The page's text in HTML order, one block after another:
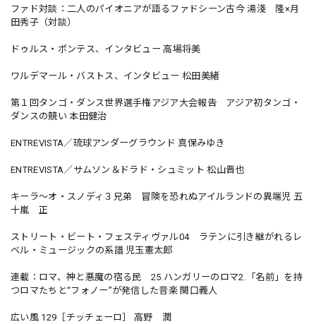
ファド対談：二人のパイオニアが語るファドシーン古今 湯淺 隆×月
田秀子（対談）
ドゥルス・ポンテス、インタビュー 高場将美
ワルデマール・バストス、インタビュー 松田美緒
第１回タンゴ・ダンス世界選手権アジア大会報告 アジア初タンゴ・
ダンスの競い 本田健治
ENTREVISTA／琉球アンダーグラウンド 真保みゆき
ENTREVISTA／サムソン＆ドラド・シュミット 松山晋也
キーラ〜オ・スノディ３兄弟 冒険を恐れぬアイルランドの異端児 五
十嵐 正
ストリート・ビート・フェスティヴァル04 ラテンに引き継がれるレ
ベル・ミュージックの系譜 児玉憲太郎
連載：ロマ、神と悪魔の宿る民 25.ハンガリーのロマ2.「名前」を持
つロマたちと“フォノー”が発信した音楽 関口義人
広い風 129［チッチェーロ］ 高野 潤